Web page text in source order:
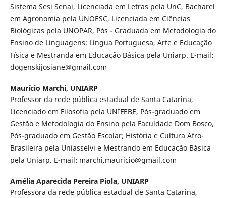
Sistema Sesi Senai, Licenciada em Letras pela UnC, Bacharel
em Agronomia pela UNOESC, Licenciada em Ciências
Biológicas pela UNOPAR, Pós - Graduada em Metodologia do
Ensino de Linguagens: Língua Portuguesa, Arte e Educação
Física e Mestranda em Educação Básica pela Uniarp. E-mail:
dogenskijosiane@gmail.com
Maurício Marchi, UNIARP
Professor da rede pública estadual de Santa Catarina,
Licenciado em Filosofia pela UNIFEBE, Pós-graduado em
Gestão e Metodologia do Ensino pela Faculdade Dom Bosco,
Pós-graduado em Gestão Escolar; História e Cultura Afro-
Brasileira pela Uniasselvi e Mestrando em Educação Básica
pela Uniarp. E-mail: marchi.mauricio@gmail.com
Amélia Aparecida Pereira Piola, UNIARP
Professora da rede pública estadual de Santa Catarina,